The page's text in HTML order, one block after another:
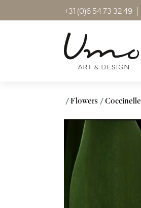
+31 (0)6 54 73 32 49 |
Flowers Coccinelle